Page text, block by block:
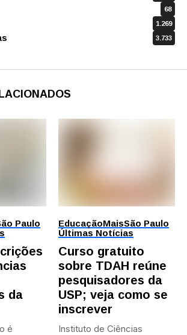
68
1.269
3.733
Paulo
da
é
EducaçãoMaisSão Paulo
Últimas Notícias
Curso gratuito
sobre TDAH reúne
pesquisadores da
USP; veja como se
inscrever
Instituto de Ciências